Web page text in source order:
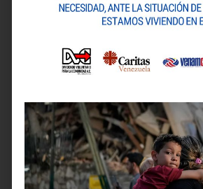
Consultoría y
generación y configuración de
Empoderamiento del equipo
capacitación en herramientas
trabajar con total autonomía.
para el manejo y presentación de
generan dentro de una
proporciona información clara,
sobre el desempeño de la
negocio en particular facilitando la
estratégicas.